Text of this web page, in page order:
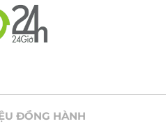
ĐỒNG HÀNH